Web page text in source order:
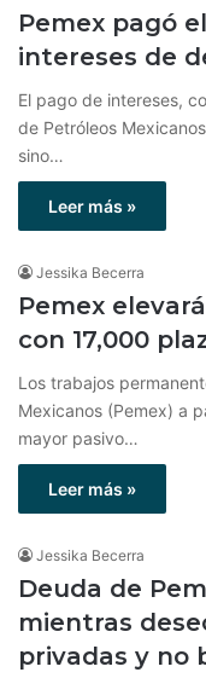
Pemex pagó
intereses de
El pago de intereses,
de Petróleos
sino…
Leer más »
Jessika Becerra
Pemex
con 17,000
Los trabajos
Mexicanos (Pemex) a
mayor pasivo…
Leer más »
Jessika Becerra
Deuda de
mientras
privadas y no